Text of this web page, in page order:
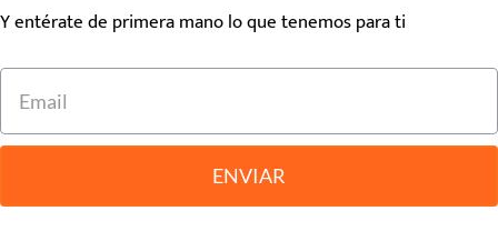
Y entérate de primera mano lo que tenemos para ti
ENVIAR